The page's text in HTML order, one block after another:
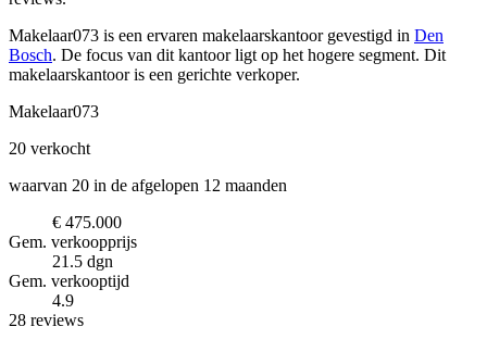
Makelaar073 is een ervaren makelaarskantoor gevestigd in Den
Bosch. De focus van dit kantoor ligt op het hogere segment. Dit
makelaarskantoor is een gerichte verkoper.
Makelaar073
20 verkocht
waarvan 20 in de afgelopen 12 maanden
€ 475.000
Gem. verkoopprijs
21.5 dgn
Gem. verkooptijd
4.9
28 reviews